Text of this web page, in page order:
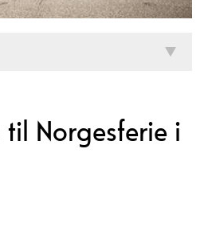
Norgesferie i